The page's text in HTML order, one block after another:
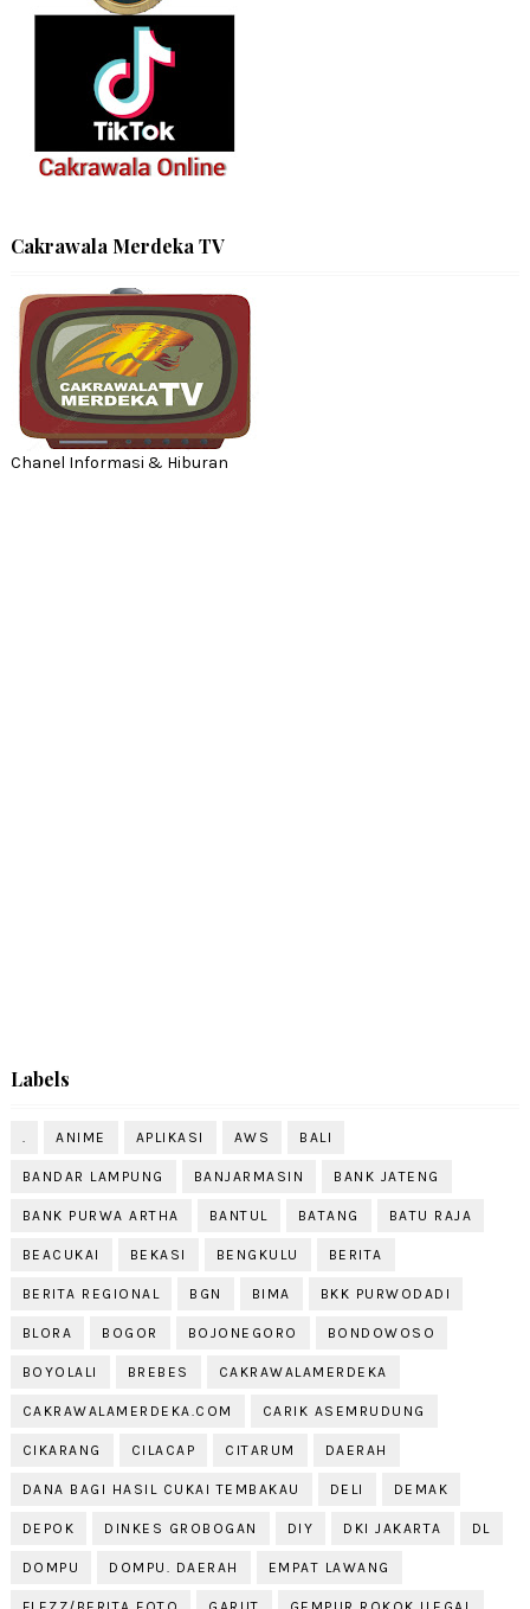
Cakrawala Merdeka TV
Chanel Informasi & Hiburan
Labels
ANIME APLIKASI AWS BALI
BANDAR LAMPUNG BANJARMASIN BANK JATENG
BANK PURWA ARTHA BANTUL BATANG BATU RAJA
BEACUKAI BEKASI BENGKULU BERITA
BERITA REGIONAL BGN BIMA BKK PURWODADI
BLORA BOGOR BOJONEGORO BONDOWOSO
BOYOLALI BREBES CAKRAWALAMERDEKA
CAKRAWALAMERDEKA.COM CARIK ASEMRUDUNG
CIKARANG CILACAP CITARUM DAERAH
DANA BAGI HASIL CUKAI TEMBAKAU DELI DEMAK
DEPOK DINKES GROBOGAN DIY DKI JAKARTA DL
DOMPU DOMPU. DAERAH EMPAT LAWANG